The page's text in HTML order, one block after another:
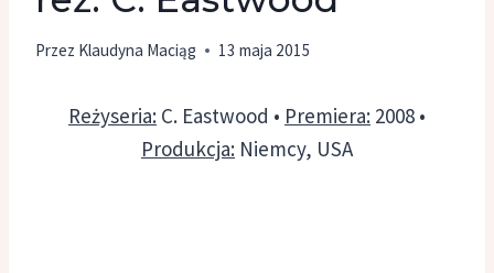
Przez Klaudyna Maciąg 13 maja 2015
Reżyseria: C. Eastwood • Premiera: 2008 •
Produkcja: Niemcy, USA